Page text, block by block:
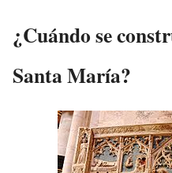
¿Cuándo se
Santa María?